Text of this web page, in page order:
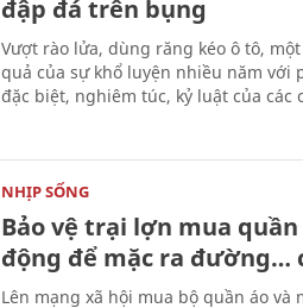
đập đá trên bụng
Vượt rào lửa, dùng răng kéo ô tô,
quả của sự khổ luyện nhiều năm với
đặc biệt, nghiêm túc, kỷ luật của các
NHỊP SỐNG
Bảo vệ trại lợn mua
động để mặc ra đường…
Lên mạng xã hội mua bộ quần áo